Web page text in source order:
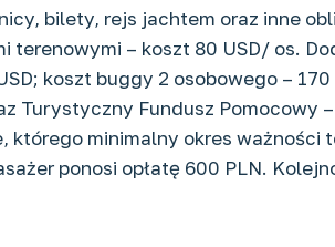
bilety, rejs jachtem oraz inne
– koszt 80 USD/ os.
koszt buggy 2 osobowego – 170
Turystyczny Fundusz Pomocowy
którego minimalny okres ważności
ponosi opłatę 600 PLN.